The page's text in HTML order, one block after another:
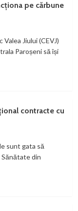
pe cărbune
Jiului (CEVJ)
Paroșeni să își
contracte cu
sunt gata să
din